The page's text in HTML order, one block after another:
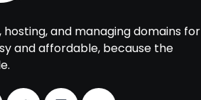
and managing domains for
and affordable, because the